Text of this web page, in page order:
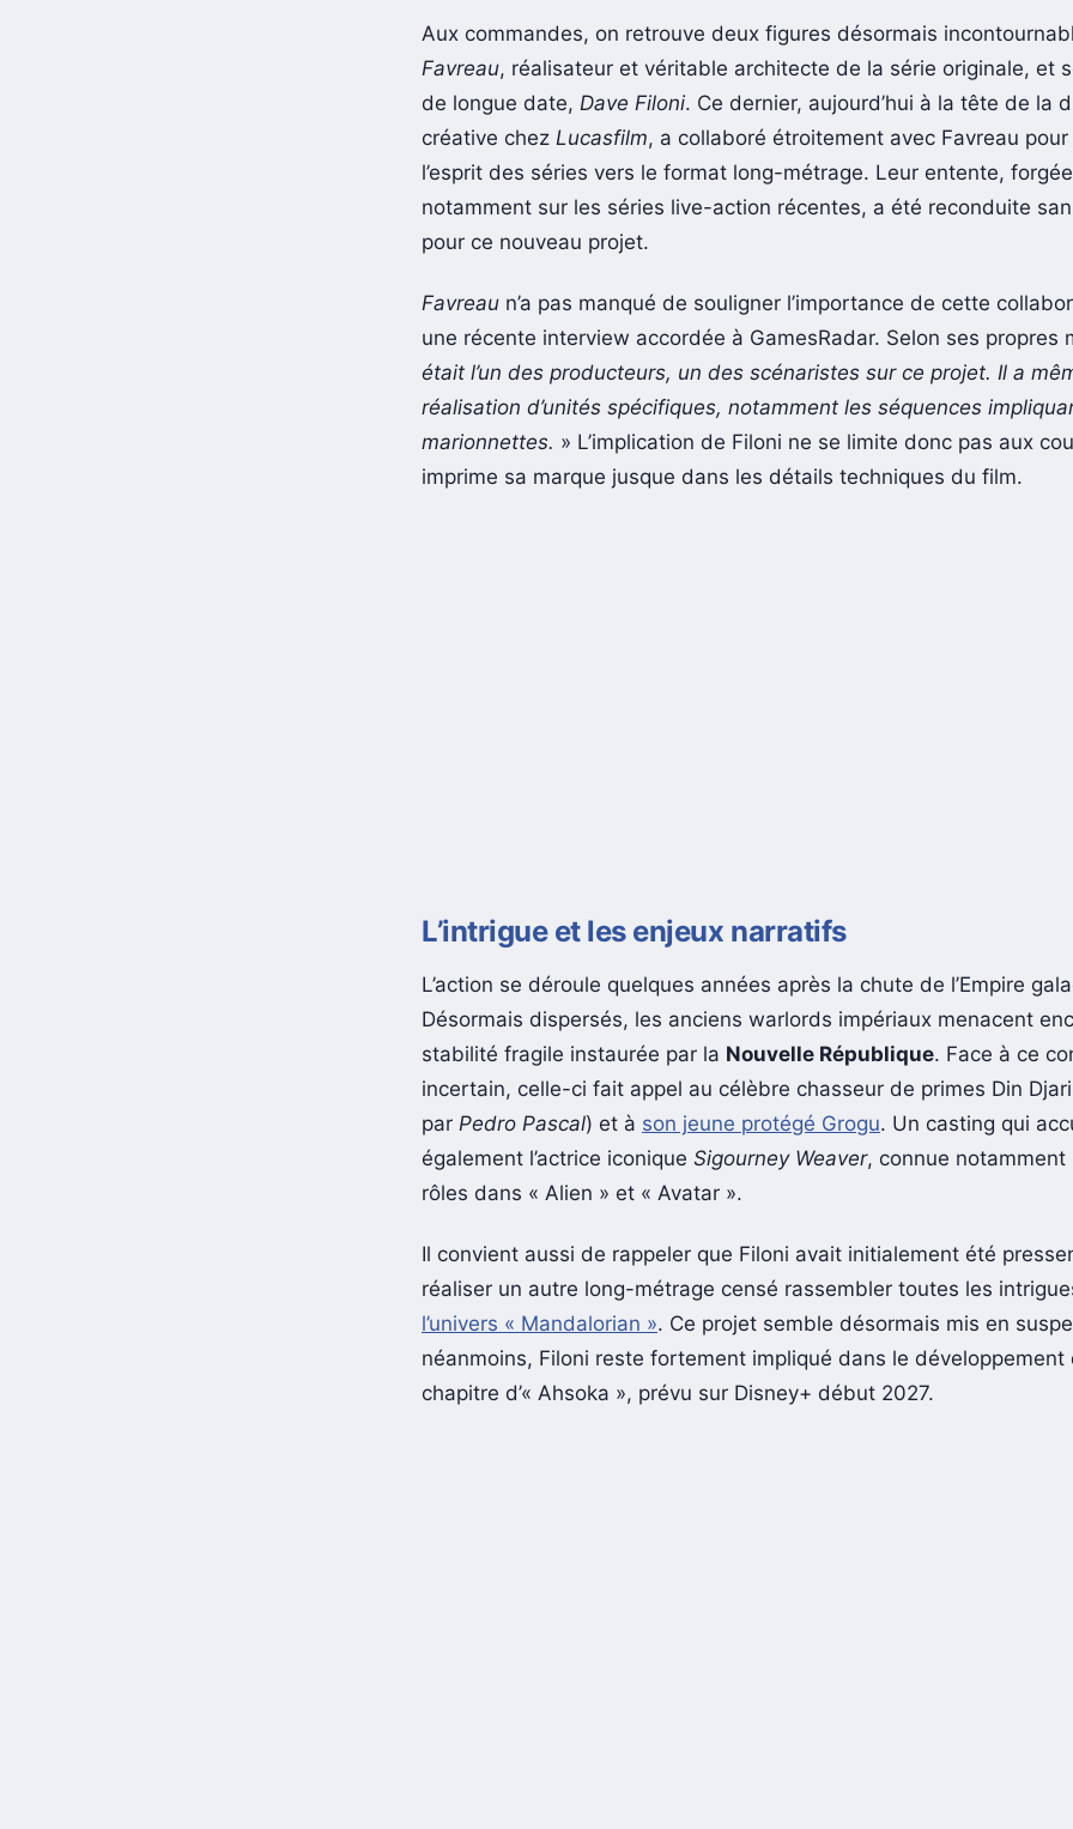
Aux commandes, on retrouve deux figures désormais
Favreau, réalisateur et véritable architecte de la série originale, et
de longue date, Dave Filoni. Ce dernier, aujourd’hui à la tête de la
créative chez Lucasfilm, a collaboré étroitement avec Favreau
l’esprit des séries vers le format long-métrage. Leur entente, forgée
notamment sur les séries live-action récentes, a été reconduite
pour ce nouveau projet.
Favreau n’a pas manqué de souligner l’importance de cette
une récente interview accordée à GamesRadar. Selon ses propres
était l’un des producteurs, un des scénaristes sur ce projet. Il a
réalisation d’unités spécifiques, notamment les séquences
marionnettes. » L’implication de Filoni ne se limite donc pas aux
imprime sa marque jusque dans les détails techniques du film.
L’intrigue et les enjeux narratifs
L’action se déroule quelques années après la chute de l’Empire
Désormais dispersés, les anciens warlords impériaux menacent
stabilité fragile instaurée par laNouvelle République . Face à ce
incertain, celle-ci fait appel au célèbre chasseur de primes Din
par Pedro Pascal) et àson jeune protégé Grogu
. Un casting qui
également l’actrice iconique Sigourney Weaver
Il convient aussi de rappeler que Filoni avait initialement été
réaliser un autre long-métrage censé rassembler toutes les
l’univers « Mandalorian » . Ce projet semble désormais mis en
néanmoins, Filoni reste fortement impliqué dans le développement